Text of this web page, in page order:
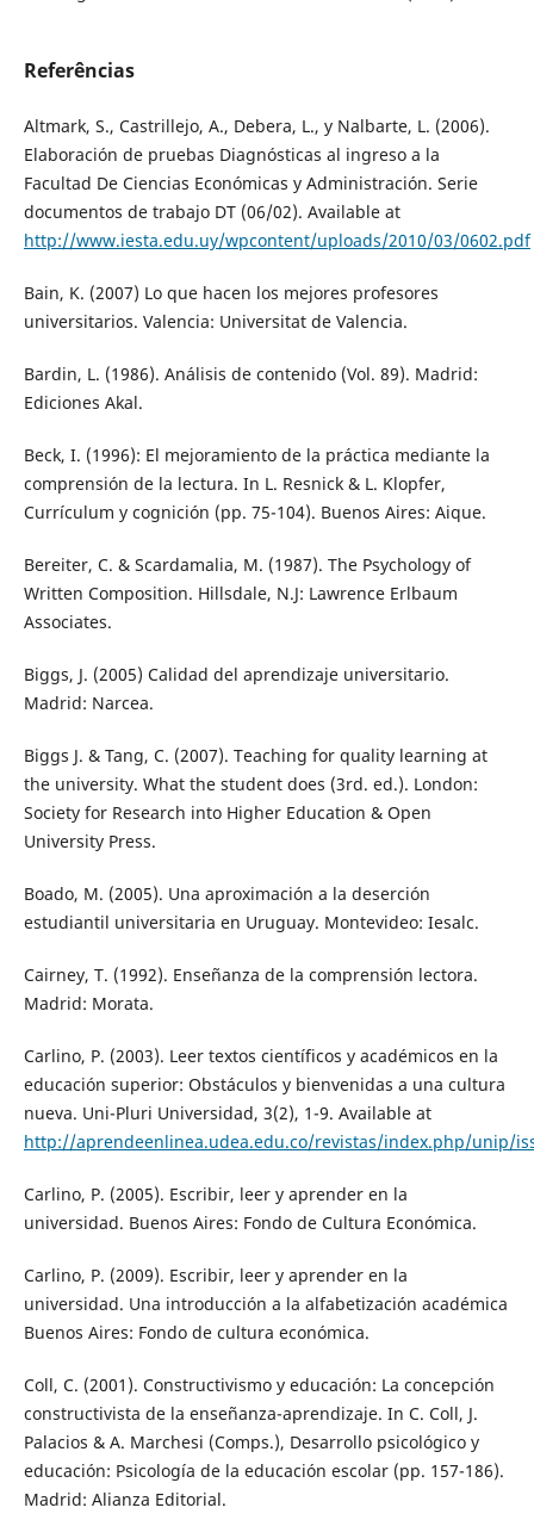
Referências
Altmark, S., Castrillejo, A., Debera, L., y Nalbarte, L. (2006).
Elaboración de pruebas Diagnósticas al ingreso a la
Facultad De Ciencias Económicas y Administración. Serie
documentos de trabajo DT (06/02). Available at
http://www.iesta.edu.uy/wpcontent/uploads/2010/03/0602.pdf
Bain, K. (2007) Lo que hacen los mejores profesores
universitarios. Valencia: Universitat de Valencia.
Bardin, L. (1986). Análisis de contenido (Vol. 89). Madrid:
Ediciones Akal.
Beck, I. (1996): El mejoramiento de la práctica mediante la
comprensión de la lectura. In L. Resnick & L. Klopfer,
Currículum y cognición (pp. 75-104). Buenos Aires: Aique.
Bereiter, C. & Scardamalia, M. (1987). The Psychology of
Written Composition. Hillsdale, N.J: Lawrence Erlbaum
Associates.
Biggs, J. (2005) Calidad del aprendizaje universitario.
Madrid: Narcea.
Biggs J. & Tang, C. (2007). Teaching for quality learning at
the university. What the student does (3rd. ed.). London:
Society for Research into Higher Education & Open
University Press.
Boado, M. (2005). Una aproximación a la deserción
estudiantil universitaria en Uruguay. Montevideo: Iesalc.
Cairney, T. (1992). Enseñanza de la comprensión lectora.
Madrid: Morata.
Carlino, P. (2003). Leer textos científicos y académicos en la
educación superior: Obstáculos y bienvenidas a una cultura
nueva. Uni-Pluri Universidad, 3(2), 1-9. Available at
http://aprendeenlinea.udea.edu.co/revistas/index.php/unip/
Carlino, P. (2005). Escribir, leer y aprender en la
universidad. Buenos Aires: Fondo de Cultura Económica.
Carlino, P. (2009). Escribir, leer y aprender en la
universidad. Una introducción a la alfabetización académica
Buenos Aires: Fondo de cultura económica.
Coll, C. (2001). Constructivismo y educación: La concepción
constructivista de la enseñanza-aprendizaje. In C. Coll, J.
Palacios & A. Marchesi (Comps.), Desarrollo psicológico y
educación: Psicología de la educación escolar (pp. 157-186).
Madrid: Alianza Editorial.